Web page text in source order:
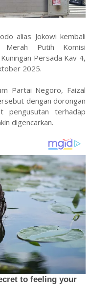
alias Jokowi kembali
Putih Komisi
Persada Kav 4,
2025.
Partai Negoro, Faizal
dengan dorongan
pengusutan terhadap
digencarkan.